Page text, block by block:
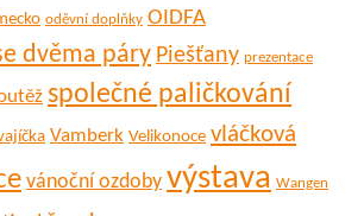
oděvní doplňky OIDFA
dvěma páry Piešťany prezentace
společné paličkování
Vamberk Velikonoce vláčková
vánoční ozdoby výstava Wangen